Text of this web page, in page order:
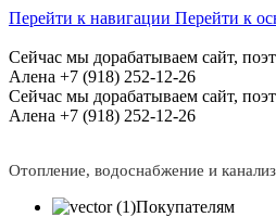
Перейти к навигации Перейти к
Сейчас мы дорабатываем сайт,
Алена +7 (918) 252-12-26
Сейчас мы дорабатываем сайт,
Алена +7 (918) 252-12-26
Отопление, водоснабжение и
Покупателям